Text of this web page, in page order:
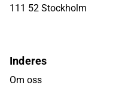
111 52 Stockholm
Inderes
Om oss